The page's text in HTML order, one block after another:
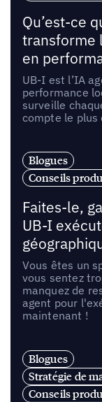
Qu’est-ce
transforme
en
UB-I est l’IA
performance
surveille
compte le
Blogues
Conseils
Faites-le,
UB-I
Vous êtes un
vous sentez
manquez de
agent pour
maintenant !
Blogues
Stratégie de
Conseils